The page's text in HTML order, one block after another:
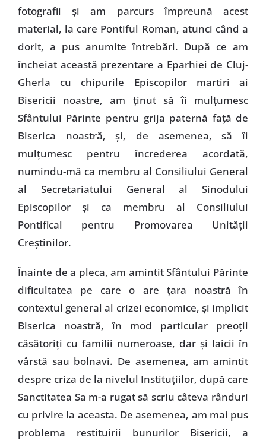
fotografii şi am parcurs împreună acest
material, la care Pontiful Roman, atunci când a
dorit, a pus anumite întrebări. După ce am
încheiat această prezentare a Eparhiei de Cluj-
Gherla cu chipurile Episcopilor martiri ai
Bisericii noastre, am ţinut să îi mulţumesc
Sfântului Părinte pentru grija paternă faţă de
Biserica noastră, şi, de asemenea, să îi
mulţumesc pentru încrederea acordată,
numindu-mă ca membru al Consiliului General
al Secretariatului General al Sinodului
Episcopilor şi ca membru al Consiliului
Pontifical pentru Promovarea Unităţii
Creştinilor.
Înainte de a pleca, am amintit Sfântului Părinte
dificultatea pe care o are ţara noastră în
contextul general al crizei economice, şi implicit
Biserica noastră, în mod particular preoţii
căsătoriţi cu familii numeroase, dar şi laicii în
vârstă sau bolnavi. De asemenea, am amintit
despre criza de la nivelul Instituţiilor, după care
Sanctitatea Sa m-a rugat să scriu câteva rânduri
cu privire la aceasta. De asemenea, am mai pus
problema restituirii bunurilor Bisericii, a